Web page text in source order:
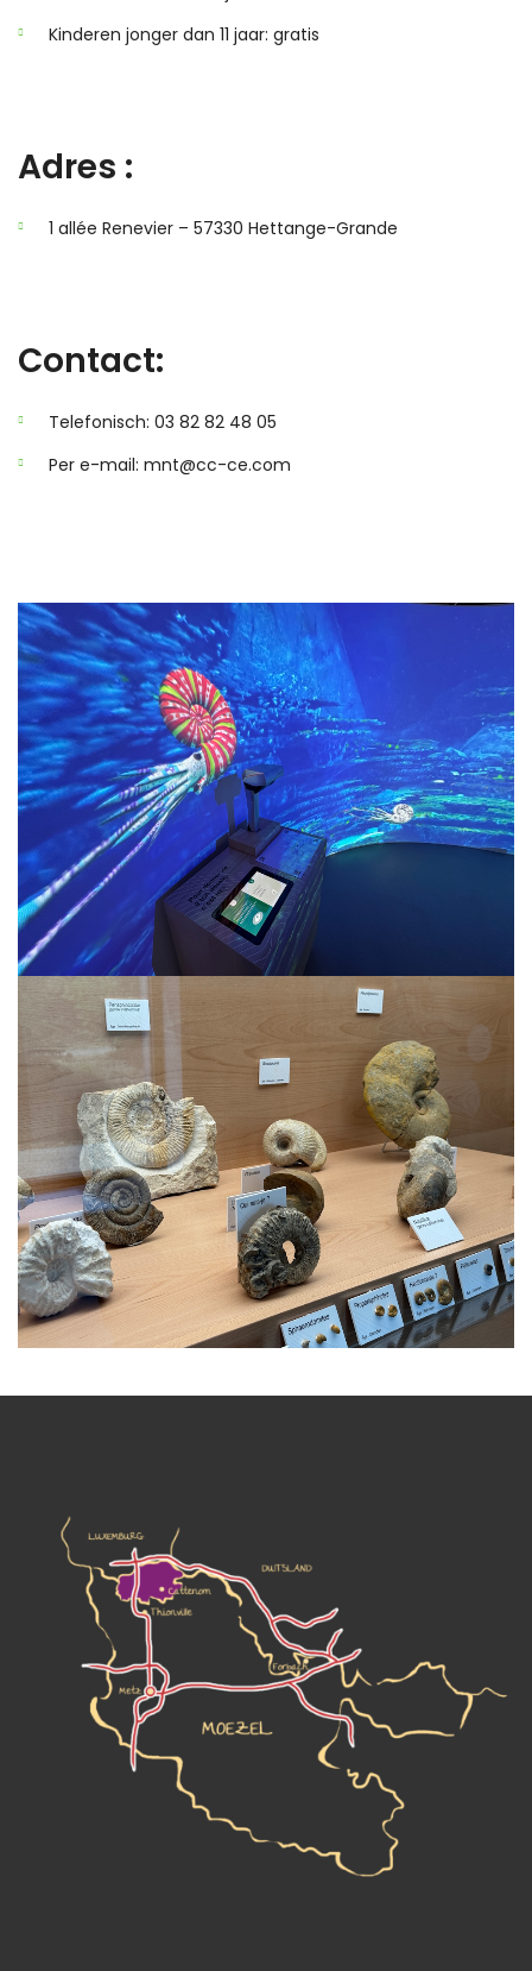
Kinderen jonger dan 11 jaar: gratis
Adres :
1 allée Renevier – 57330 Hettange-Grande
Contact:
Telefonisch: 03 82 82 48 05
Per e-mail: mnt@cc-ce.com